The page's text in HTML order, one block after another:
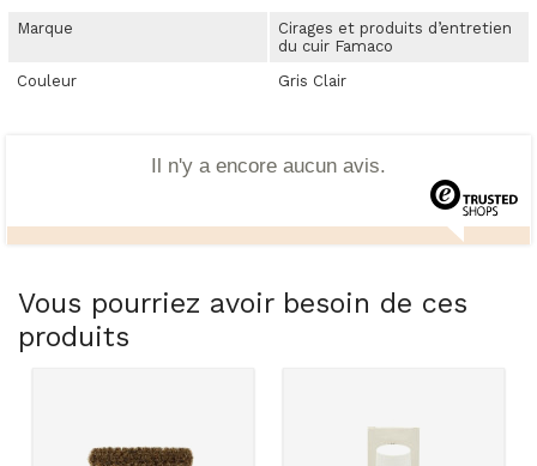
Marque
Cirages et produits d’entretien
du cuir Famaco
Couleur
Gris Clair
Il n'y a encore aucun avis.
Vous pourriez avoir besoin de ces
produits